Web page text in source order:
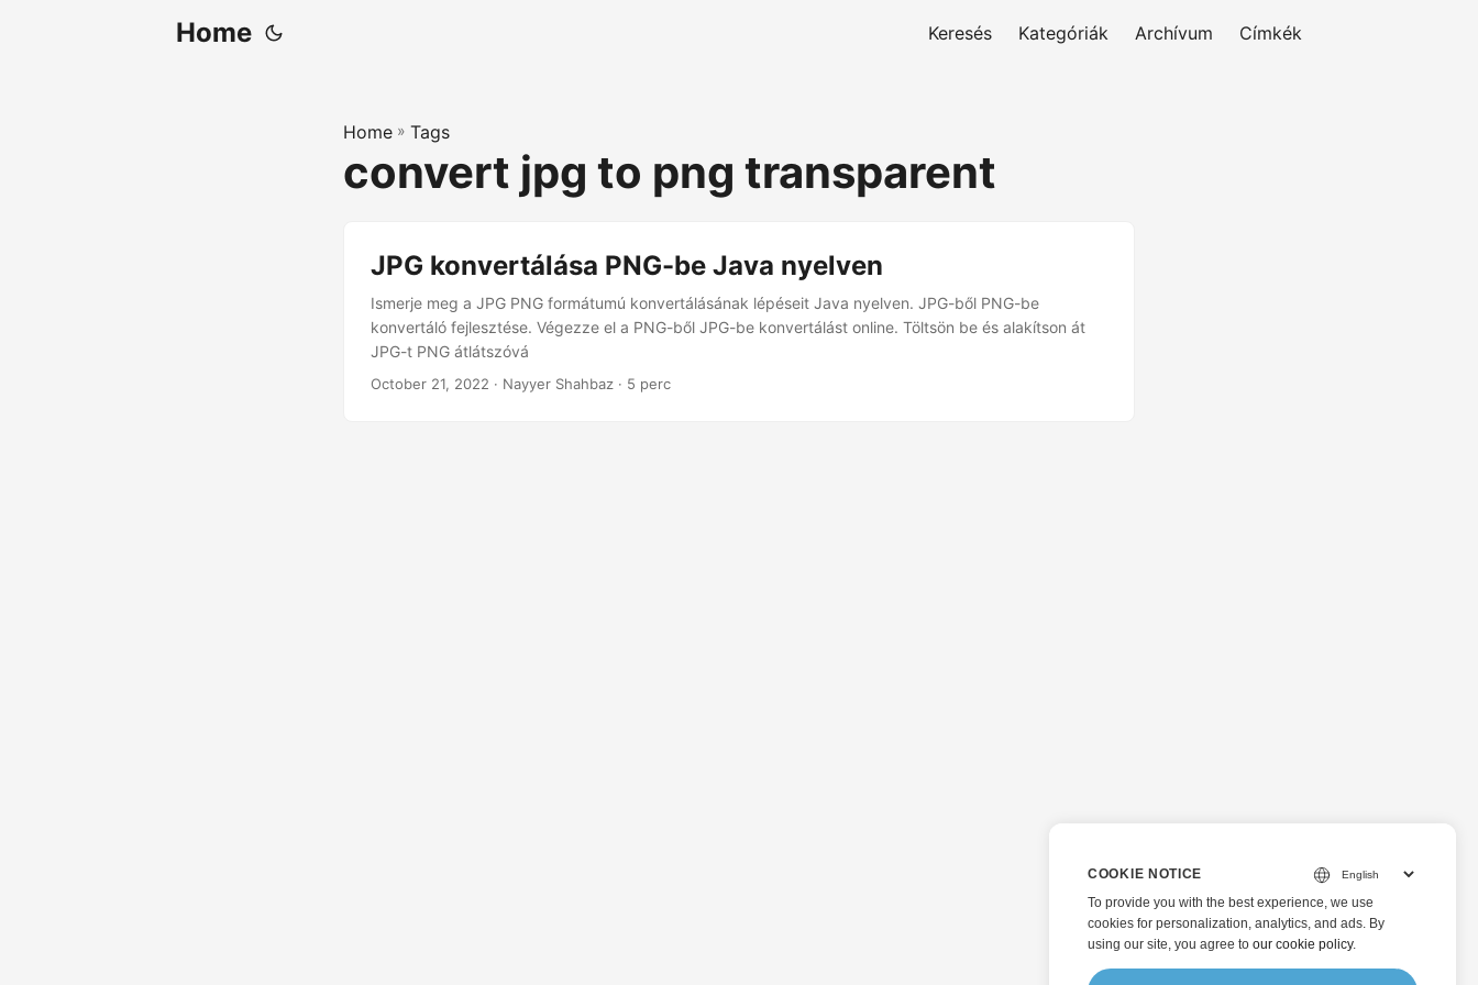
Home Keresés Kategóriák Archívum Címkék
Home » Tags
convert jpg to png transparent
JPG konvertálása PNG-be Java nyelven
Ismerje meg a JPG PNG formátumú konvertálásának lépéseit Java nyelven. JPG-ből PNG-be
konvertáló fejlesztése. Végezze el a PNG-ből JPG-be konvertálást online. Töltsön be és alakítson át
JPG-t PNG átlátszóvá
October 21, 2022 · Nayyer Shahbaz · 5 perc
COOKIE NOTICE
To provide you with the best experience, we use
cookies for personalization, analytics, and ads. By
using our site, you agree to our cookie policy.